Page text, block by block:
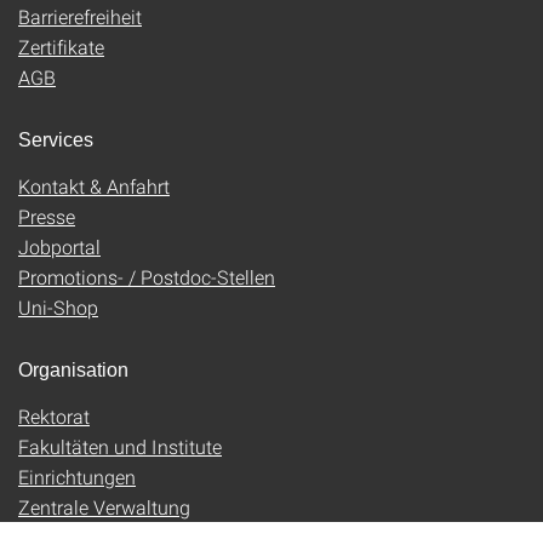
Barrierefreiheit
Zertifikate
AGB
Services
Kontakt & Anfahrt
Presse
Jobportal
Promotions- / Postdoc-Stellen
Uni-Shop
Organisation
Rektorat
Fakultäten und Institute
Einrichtungen
Zentrale Verwaltung